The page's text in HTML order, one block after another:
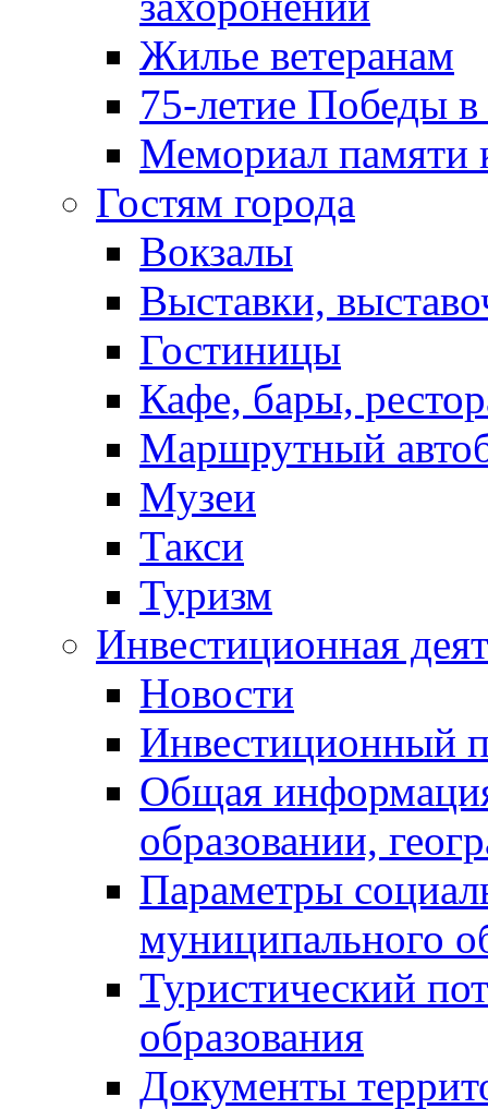
Жилье ветеранам
75-летие Победы
Мемориал памяти
Гостям города
Вокзалы
Выставки,
Гостиницы
Кафе, бары,
Маршрутный
Музеи
Такси
Туризм
Инвестиционная
Новости
Инвестиционный
Общая
образовании,
Параметры
муниципального
Туристический
образования
Документы